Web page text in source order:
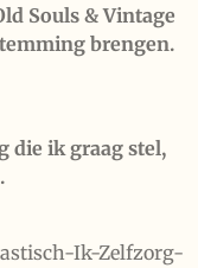
Souls & Vintage
brengen.
die ik graag stel,
Ik-Zelfzorg-